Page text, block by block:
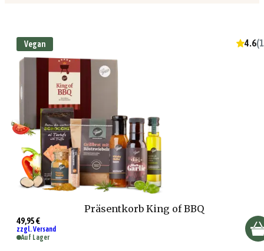
Vegan 4.6(
Präsentkorb King of BBQ
49,95 €
zzgl. Versand
Auf Lager